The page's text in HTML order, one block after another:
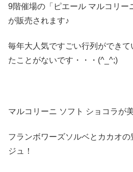
9階催場の「ピエール マルコリー
が販売されます♪
毎年大人気ですごい行列ができ
たことがないです・・・(^_^;)
マルコリーニ ソフト ショコラが
フランボワーズソルベとカカオ
ジュ！